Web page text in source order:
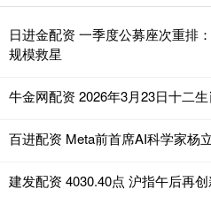
日进金配资 一季度公募座次重排
规模救星
牛金网配资 2026年3月23日十二
百进配资 Meta前首席AI科学家杨
建发配资 4030.40点 沪指午后再